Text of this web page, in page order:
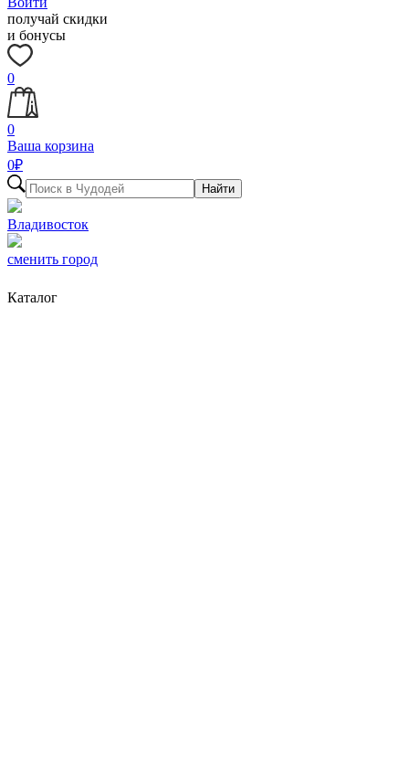
получай скидки
и бонусы
0
0
Ваша корзина
0₽
Найти
Владивосток
сменить город
Каталог